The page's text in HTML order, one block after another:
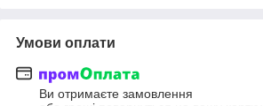
Умови оплати
Ви отримаєте замовлення